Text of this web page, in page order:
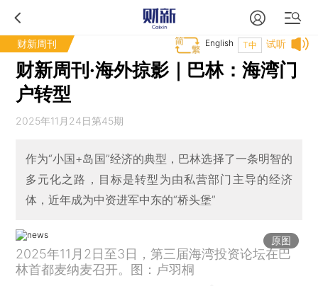
财新周刊 试听
T中
English
财新周刊·海外掠影｜巴林：海湾门
户转型
2025年11月24日第45期
作为“小国+岛国”经济的典型，巴林选择了一条明智的
多元化之路，目标是转型为由私营部门主导的经济
体，近年成为中资进军中东的“桥头堡”
原图
2025年11月2日至3日，第三届海湾投资论坛在巴
林首都麦纳麦召开。图：卢羽桐